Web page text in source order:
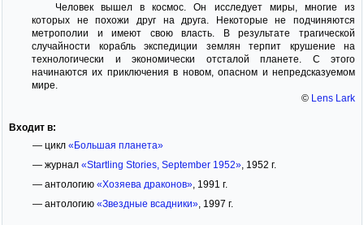
Человек вышел в космос. Он исследует миры, многие из
которых не похожи друг на друга. Некоторые не подчиняются
метрополии и имеют свою власть. В результате трагической
случайности корабль экспедиции землян терпит крушение на
технологически и экономически отсталой планете. С этого
начинаются их приключения в новом, опасном и непредсказуемом
мире.
© Lens Lark
Входит в:
— цикл «Большая планета»
— журнал «Startling Stories, September 1952», 1952 г.
— антологию «Хозяева драконов», 1991 г.
— антологию «Звездные всадники», 1997 г.